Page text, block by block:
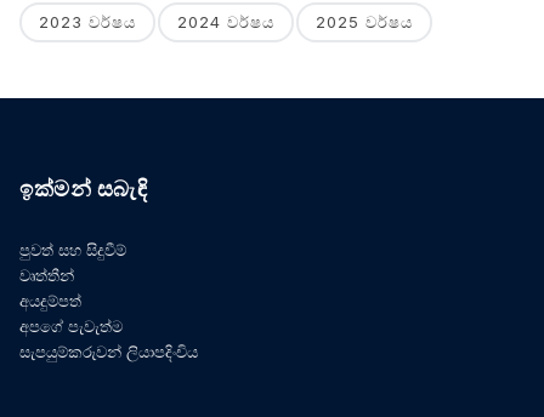
2023 වර්ෂය 2024 වර්ෂය 2025 වර්ෂය
ඉක්මන් සබැඳි
පුවත් සහ සිදුවීම්
වෘත්තීන්
අයදුම්පත්
අපගේ පැවැත්ම
සැපයුම්කරුවන් ලියාපදිංචිය